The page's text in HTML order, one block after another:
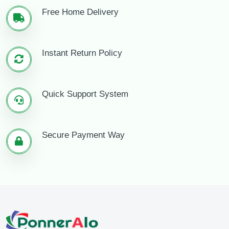
Free Home Delivery
Instant Return Policy
Quick Support System
Secure Payment Way